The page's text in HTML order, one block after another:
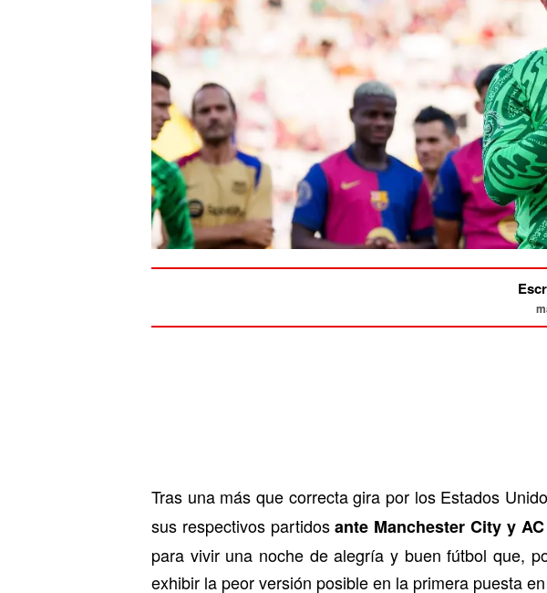
Tras una más que correcta gira por los Estados
sus respectivos partidosante Manchester City y
para vivir una noche de alegría y buen fútbol que,
exhibir la peor versión posible en la primera puesta